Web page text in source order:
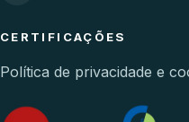
CERTIFICAÇÕES
Política de privacidade e